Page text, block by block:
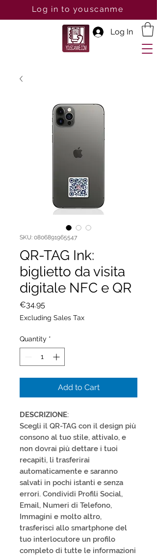
Log In
Log in to youscanme
SKU: 0806891965547
QR-TAG Ink:
biglietto da visita
digitale NFC e QR
€34.95Price
Excluding Sales Tax
Quantity *
Add to Cart
DESCRIZIONE:
Scegli il QR-TAG con il design più
consono al tuo stile, attivalo, e
non dovrai più dettare i tuoi
recapiti, li trasferirai
automaticamente e saranno
salvati in pochi istanti e senza
errori. Condividi Profili Social,
Email, Numeri di Telefono,
Immagini e molto altro,
trasferisci allo smartphone del
tuo interlocutore un profilo
completo di tutte le informazioni